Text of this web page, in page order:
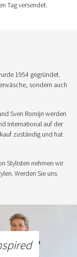
Tag versendet.
1954 gegründet.
sondern auch
Sven Romijn werden
international auf der
zuständig und hat
Stylisten nehmen wir
Werden Sie uns